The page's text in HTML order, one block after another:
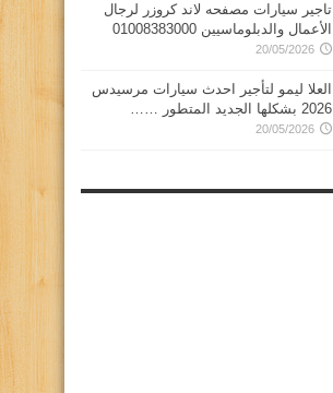
تاجير سيارات مصفحه لاند كروزر لرجال
الأعمال والدبلوماسيين 01008383000
20/05/2026
العلا ليمو لتأجير احدث سيارات مرسيدس
2026 بشكلها الجديد المتطور ……
20/05/2026